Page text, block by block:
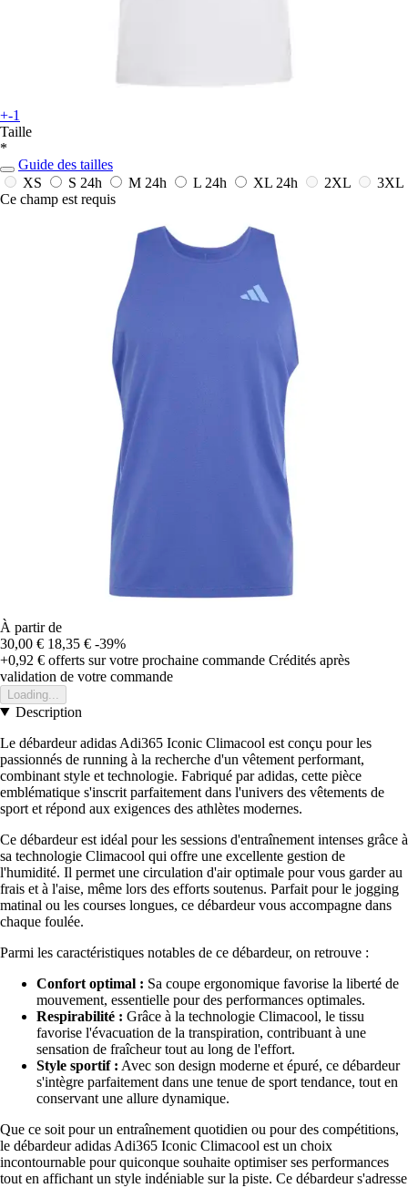
+-1
Taille
*
Guide des tailles
XS
S 24h M 24h L 24h XL 24h 2XL
3XL
Ce champ est requis
À partir de
30,00 € 18,35 € -39%
+0,92 € offerts sur votre prochaine commande Crédités après
validation de votre commande
Loading...
Description
Le débardeur adidas Adi365 Iconic Climacool est conçu pour les
passionnés de running à la recherche d'un vêtement performant,
combinant style et technologie. Fabriqué par adidas, cette pièce
emblématique s'inscrit parfaitement dans l'univers des vêtements de
sport et répond aux exigences des athlètes modernes.
Ce débardeur est idéal pour les sessions d'entraînement intenses grâce à
sa technologie Climacool qui offre une excellente gestion de
l'humidité. Il permet une circulation d'air optimale pour vous garder au
frais et à l'aise, même lors des efforts soutenus. Parfait pour le jogging
matinal ou les courses longues, ce débardeur vous accompagne dans
chaque foulée.
Parmi les caractéristiques notables de ce débardeur, on retrouve :
Confort optimal : Sa coupe ergonomique favorise la liberté de
mouvement, essentielle pour des performances optimales.
Respirabilité : Grâce à la technologie Climacool, le tissu
favorise l'évacuation de la transpiration, contribuant à une
sensation de fraîcheur tout au long de l'effort.
Style sportif : Avec son design moderne et épuré, ce débardeur
s'intègre parfaitement dans une tenue de sport tendance, tout en
conservant une allure dynamique.
Que ce soit pour un entraînement quotidien ou pour des compétitions,
le débardeur adidas Adi365 Iconic Climacool est un choix
incontournable pour quiconque souhaite optimiser ses performances
tout en affichant un style indéniable sur la piste. Ce débardeur s'adresse